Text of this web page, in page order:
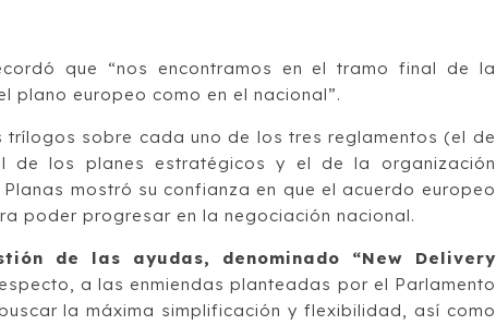
que “nos encontramos en el tramo final de la
plano europeo como en el nacional”.
sobre cada uno de los tres reglamentos (el de
de los planes estratégicos y el de la organización
mostró su confianza en que el acuerdo europeo
poder progresar en la negociación nacional.
de las ayudas, denominado “New Delivery
a las enmiendas planteadas por el Parlamento
la máxima simplificación y flexibilidad, así como